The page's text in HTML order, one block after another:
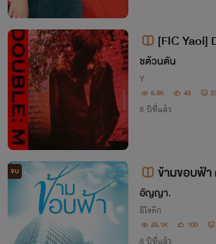
[FIC Yaoi]
3 เราสองสามคน
ชต้วนตัน
Y
6.8K 43
8 ปีที่แล้ว
จบ
ข้ามขอบฟ้
ขายที่
อัญญา.
อีโรติก
45.1K 100
8 ปีที่แล้ว